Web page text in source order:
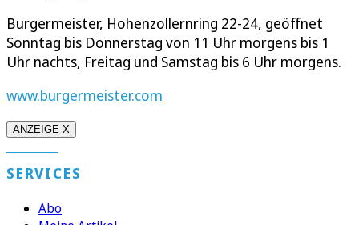
Burgermeister, Hohenzollernring 22-24, geöffnet
Sonntag bis Donnerstag von 11 Uhr morgens bis 1
Uhr nachts, Freitag und Samstag bis 6 Uhr morgens.
www.burgermeister.com
ANZEIGE X
SERVICES
Abo